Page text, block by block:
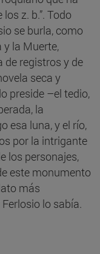
z. b.”. Todo
se burla, como
y la Muerte,
de registros y de
seca y
preside –el tedio,
la
esa luna, y el río,
por la intrigante
los personajes,
este monumento
más
lo sabía.